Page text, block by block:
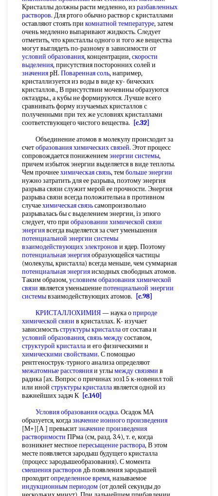
Кристаллы должны расти медленно, из разбавленных
растворов. Для ртого обычно раствор с кристаллами
оставляют стоять при комнатной температуре, затем
очень медленно выпаривают жидкость. Следует
отметить, что кристаллы одного и того же вещества
могут выглядеть по-разному в зависимости от
условий образования, концентрации,скорости
выделения, присутствия посторонних солей и
значенияpH. Поваренная соль, например,
кристаллизуется из воды в виде ку- бических
кристаллов., В присутствии мочевины образуются
октаэдры., а кубы не формируются. Лучше всего
сравнивать форму изучаемых кристаллов с
полученными при тех же условиях кристаллами
соответствующего чистого вещества.
[c.32]
Объединение атомов в молекулу происходит за
счетобразования химических связей. Этот процесс
сопровождается понижениемэнергии системы,
причем избыток энергии выделяется в виде теплоты.
Чем прочнеехимическая связь, тембольше энергии
нужно затратить для ее разрыва, поэтому энергия
разрыва связи служит мерой ее прочности. Энергия
разрыва связи всегда положительна в противном
случаехимическая связьсамопроизвольно
разрывалась бы с выделением энергии, iз эпюго
следует, что при образовании химической связи
энергиявсегда выделяется за счет уменьшения
потенциальной энергии системы
взаимодействующих электронов и ядер. Поэтому
потенциальная энергияобразующейся частицы
(молекулы, кристалла) всегда меньше, чем суммарная
потенциальная энергияисходных свободных атомов.
Таким образом,условием образования химической
связи является уменьшениепотенциальной энергии
системывзаимодействующих атомов.
[c.98]
КРИСТАЛЛОХИМИЯ— наука оприроде
химической связи в кристаллах. К- изучает
зависимостьструктуры кристаллаот состава и
условий образования,связь междусоставом,
структурой кристаллаи его физическими и
химическими свойствами. С помощью
рентгенострук-турного анализа определяют
межатомные расстоянияи углымежду связями в
радика [ах. Вопрос о причинах зоз1 5 к-новенил той
или иной структуры кристаллаявляется одной из
важнейших задач К [c.140]
Условия образования осадка. Осадок МА
образуется, когдазначение ионного произведения
[М+][А ] превыситзначение произведения
растворимости ПРма (см, разд. 3.4), т. е, когда
возникнет местноепересыщение раствора, В этом
месте появляется зародыш будущего кристалла
(процесс зародышеобразования). С момента
смешения растворов дЬ появления зародышей
проходитопределенное время, называемое
индукционным периодом (от долей секунды до